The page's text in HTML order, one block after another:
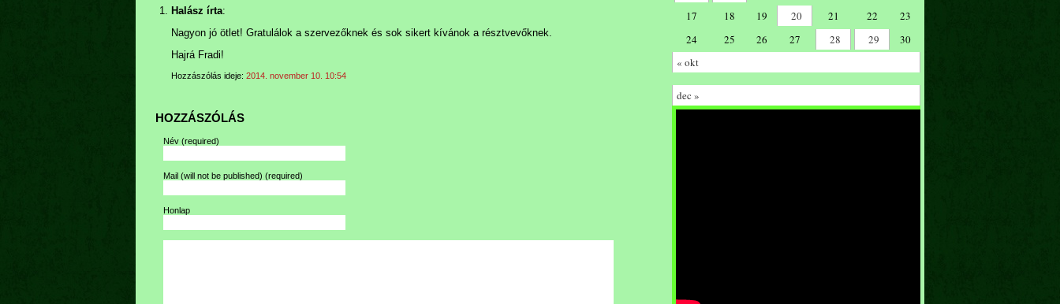
Halász írta:
Nagyon jó ötlet! Gratulálok a szervezőknek és sok sikert kívánok a résztvevőknek.
Hajrá Fradi!
Hozzászólás ideje: 2014. november 10. 10:54
HOZZÁSZÓLÁS
Név (required)
Mail (will not be published) (required)
Honlap
17
18 19 20 21 22
23
24
25 26 27 28 29
30
« okt
dec »